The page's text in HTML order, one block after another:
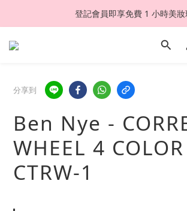
登記會員即享免費 1 小時美
分享到
Ben Nye -
WHEEL 4 COLOR
CTRW-1